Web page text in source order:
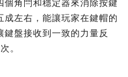
角閂和穩定器來消除按鍵
左右，能讓玩家在鍵帽的
盤接收到一致的力量反
。